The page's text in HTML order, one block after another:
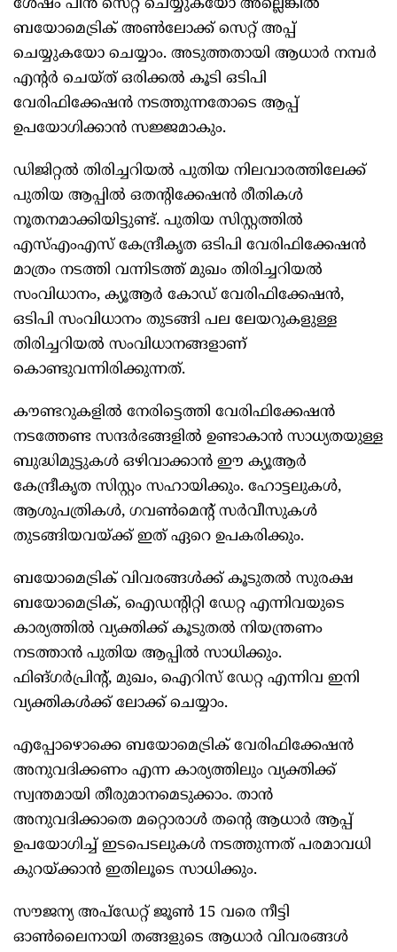
ശേഷം പിൻ സെറ്റ് ചെയ്യുകയോ അല്ലെങ്കിൽ
ബയോമെട്രിക് അൺലോക്ക് സെറ്റ് അപ്പ്
ചെയ്യുകയോ ചെയ്യാം. അടുത്തതായി ആധാർ നമ്പർ
എന്റർ ചെയ്ത് ഒരിക്കൽ കൂടി ഒടിപി
വേരിഫിക്കേഷൻ നടത്തുന്നതോടെ ആപ്പ്
ഉപയോഗിക്കാൻ സജ്ജമാകും.
ഡിജിറ്റൽ തിരിച്ചറിയൽ പുതിയ നിലവാരത്തിലേക്ക്
പുതിയ ആപ്പിൽ ഒതന്റിക്കേഷൻ രീതികൾ
നൂതനമാക്കിയിട്ടുണ്ട്. പുതിയ സിസ്റ്റത്തിൽ
എസ്എംഎസ് കേന്ദ്രീകൃത ഒടിപി വേരിഫിക്കേഷൻ
മാത്രം നടത്തി വന്നിടത്ത് മുഖം തിരിച്ചറിയൽ
സംവിധാനം, ക്യൂആർ കോഡ് വേരിഫിക്കേഷൻ,
ഒടിപി സംവിധാനം തുടങ്ങി പല ലേയറുകളുള്ള
തിരിച്ചറിയൽ സംവിധാനങ്ങളാണ്
കൊണ്ടുവന്നിരിക്കുന്നത്.
കൗണ്ടറുകളിൽ നേരിട്ടെത്തി വേരിഫിക്കേഷൻ
നടത്തേണ്ട സന്ദർഭങ്ങളിൽ ഉണ്ടാകാൻ സാധ്യതയുള്ള
ബുദ്ധിമുട്ടുകൾ ഒഴിവാക്കാൻ ഈ ക്യൂആർ
കേന്ദ്രീകൃത സിസ്റ്റം സഹായിക്കും. ഹോട്ടലുകൾ,
ആശുപത്രികൾ, ഗവൺമെന്റ് സർവീസുകൾ
തുടങ്ങിയവയ്ക്ക് ഇത് ഏറെ ഉപകരിക്കും.
ബയോമെട്രിക് വിവരങ്ങൾക്ക് കൂടുതൽ സുരക്ഷ
ബയോമെട്രിക്, ഐഡന്റിറ്റി ഡേറ്റ എന്നിവയുടെ
കാര്യത്തിൽ വ്യക്തിക്ക് കൂടുതൽ നിയന്ത്രണം
നടത്താൻ പുതിയ ആപ്പിൽ സാധിക്കും.
ഫിങ്ഗർപ്രിന്റ്, മുഖം, ഐറിസ് ഡേറ്റ എന്നിവ ഇനി
വ്യക്തികൾക്ക് ലോക്ക് ചെയ്യാം.
എപ്പോഴൊക്കെ ബയോമെട്രിക് വേരിഫിക്കേഷൻ
അനുവദിക്കണം എന്ന കാര്യത്തിലും വ്യക്തിക്ക്
സ്വന്തമായി തീരുമാനമെടുക്കാം. താൻ
അനുവദിക്കാതെ മറ്റൊരാൾ തന്റെ ആധാർ ആപ്പ്
ഉപയോഗിച്ച് ഇടപെടലുകൾ നടത്തുന്നത് പരമാവധി
കുറയ്ക്കാൻ ഇതിലൂടെ സാധിക്കും.
സൗജന്യ അപ്‌ഡേറ്റ് ജൂൺ 15 വരെ നീട്ടി
ഓൺലൈനായി തങ്ങളുടെ ആധാർ വിവരങ്ങൾ